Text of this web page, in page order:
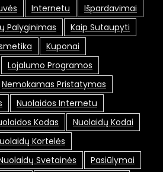
Internetu
Išpardavimai
Palyginimas
Kaip Sutaupyti
Kuponai
Lojalumo Programos
Nemokamas Pristatymas
Nuolaidos Internetu
Kodas
Nuolaidų Kodai
Kortelės
Svetainės
Pasiūlymai